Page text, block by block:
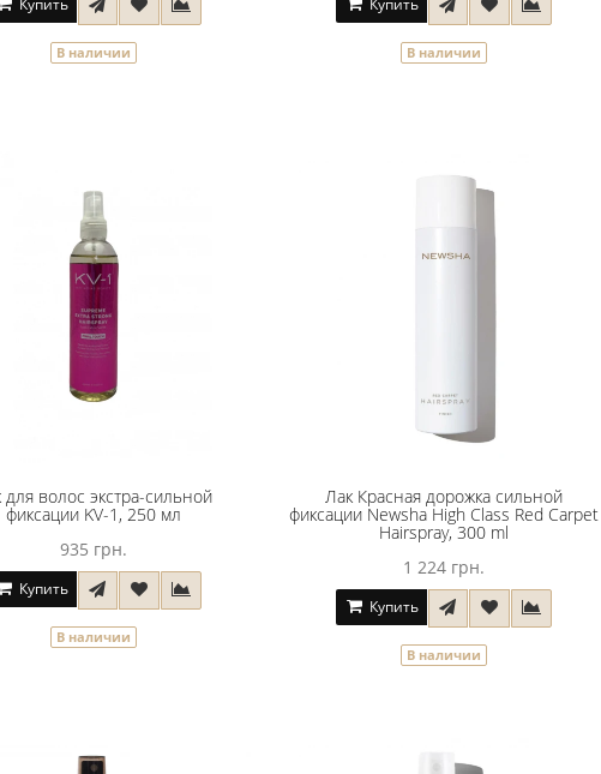
Купить
В наличии
Купить
В наличии
для волос экстра-сильной
фиксации KV-1, 250 мл
935 грн.
Купить
В наличии
Лак Красная дорожка сильной
фиксации Newsha High Class Red Carpet
Hairspray, 300 ml
1 224 грн.
Купить
В наличии